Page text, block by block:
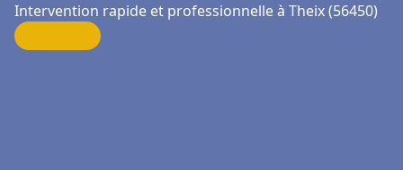
Intervention rapide et professionnelle à Theix (56450)